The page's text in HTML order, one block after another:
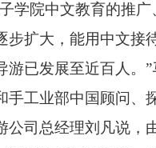
学院中文教育的推广
步扩大，能用中文接
游已发展至近百人。”
手工业部中国顾问、
公司总经理刘凡说，